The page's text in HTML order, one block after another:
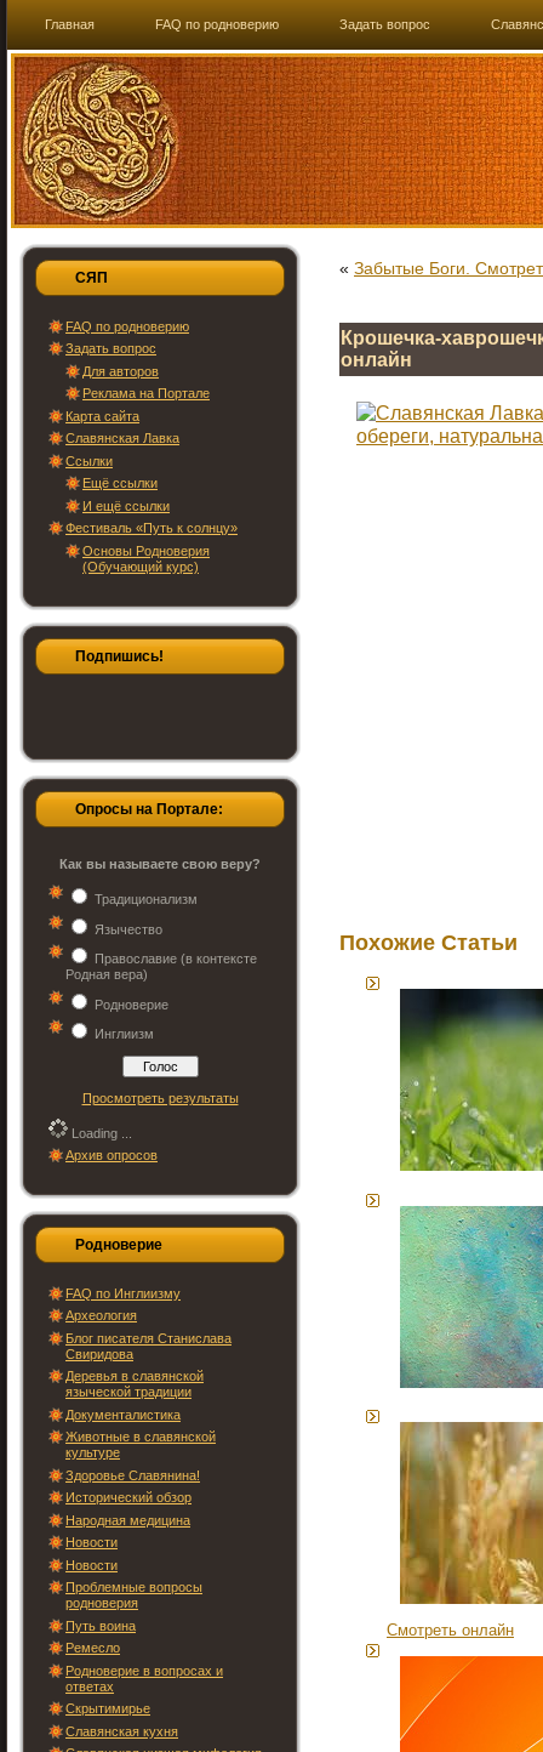
Главная FAQ по родноверию Задать вопрос
СЯП
FAQ по родноверию
Задать вопрос
Для авторов
Реклама на Портале
Карта сайта
Славянская Лавка
Ссылки
Ещё ссылки
И ещё ссылки
Фестиваль «Путь к солнцу»
Основы Родноверия
(Обучающий курс)
Подпишись!
Опросы на Портале:
Как вы называете свою веру?
Традиционализм
Язычество
Православие (в контексте
Родная вера)
Родноверие
Инглиизм
Просмотреть результаты
Loading ...
Архив опросов
Родноверие
FAQ по Инглиизму
Археология
Блог писателя Станислава
Свиридова
Деревья в славянской
языческой традиции
Документалистика
Животные в славянской
культуре
Здоровье Славянина!
Исторический обзор
Народная медицина
Новости
Новости
Проблемные вопросы
родноверия
Путь воина
Ремесло
Родноверие в вопросах и
ответах
Скрытимирье
Славянская кухня
« Забытые Боги.
Крошечка-
онлайн
Похожие Статьи
Смотреть онлайн